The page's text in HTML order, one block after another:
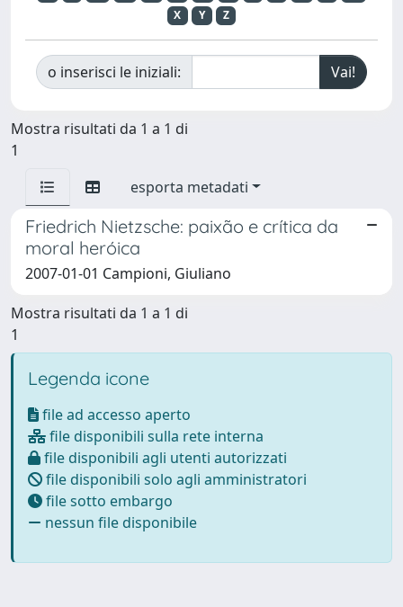
X
Y Z
o inserisci le iniziali:
Mostra risultati da 1 a 1 di
1
esporta metadati
Friedrich Nietzsche: paixão e crítica da
moral heróica
2007-01-01 Campioni, Giuliano
Mostra risultati da 1 a 1 di
1
Legenda icone
file ad accesso aperto
file disponibili sulla rete interna
file disponibili agli utenti autorizzati
file disponibili solo agli amministratori
file sotto embargo
nessun file disponibile